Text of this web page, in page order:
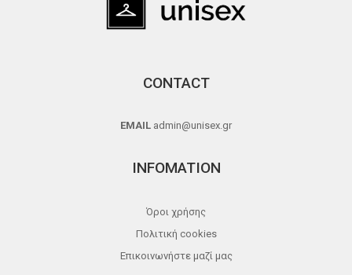
CONTACT
EMAIL admin@unisex.gr
INFOMATION
Όροι χρήσης
Πολιτική cookies
Επικοινωνήστε μαζί μας